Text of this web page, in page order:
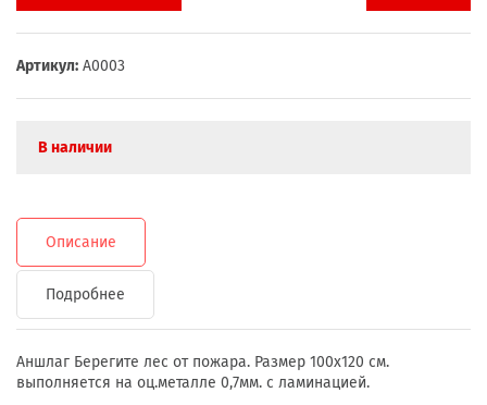
Артикул: А0003
В наличии
Описание
Подробнее
Аншлаг Берегите лес от пожара. Размер 100х120 см.
выполняется на оц.металле 0,7мм. с ламинацией.